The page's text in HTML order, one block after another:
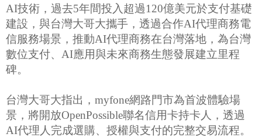
AI技術，過去5年間投入超過120億美元於支付基礎
建設，與台灣大哥大攜手，透過合作AI代理商務電
信服務場景，推動AI代理商務在台灣落地，為台灣
數位支付、AI應用與未來商務生態發展建立里程
碑。
台灣大哥大指出，myfone網路門市為首波體驗場
景，將開放OpenPossible聯名信用卡持卡人，透過
AI代理人完成選購、授權與支付的完整交易流程。